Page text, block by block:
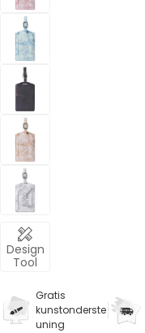
Design
Tool
Gratis
kunstonderste
uning